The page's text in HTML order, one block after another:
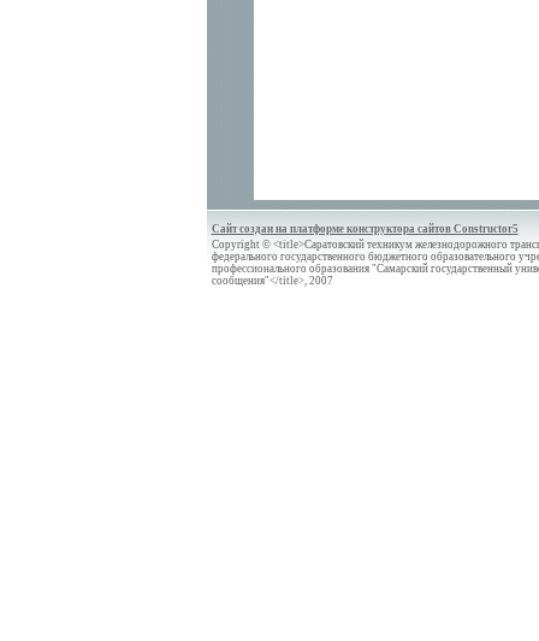
Copyright © <title>Саратовский техникум железнодорожного
федерального государственного бюджетного образовательного
профессионального образования "Самарский государственный
сообщения"</title>, 2007
Сайт создан на платформе конструктора сайтов Constructor5